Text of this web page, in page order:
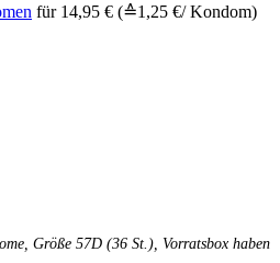
für 14,95 € (≙1,25 €/ Kondom)
Größe 57D (36 St.), Vorratsbox haben